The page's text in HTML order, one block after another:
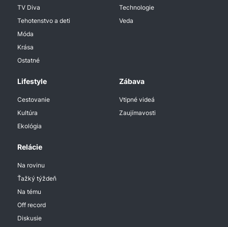
TV Diva
Tehotenstvo a deti
Móda
Krása
Ostatné
Technologie
Veda
Lifestyle
Cestovanie
Kultúra
Ekológia
Zábava
Vtipné videá
Zaujímavosti
Relácie
Na rovinu
Ťažký týždeň
Na tému
Off record
Diskusie